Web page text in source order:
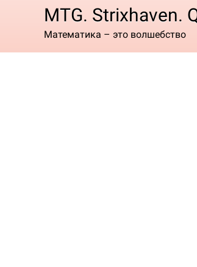
MTG. Strixhaven.
Математика – это волшебство